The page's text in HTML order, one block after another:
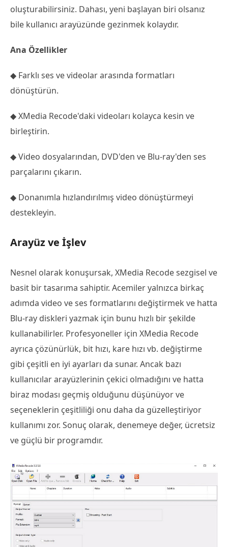
oluşturabilirsiniz. Dahası, yeni başlayan biri olsanız
bile kullanıcı arayüzünde gezinmek kolaydır.
Ana Özellikler
◆ Farklı ses ve videolar arasında formatları
dönüştürün.
◆ XMedia Recode'daki videoları kolayca kesin ve
birleştirin.
◆ Video dosyalarından, DVD'den ve Blu-ray'den ses
parçalarını çıkarın.
◆ Donanımla hızlandırılmış video dönüştürmeyi
destekleyin.
Arayüz ve İşlev
Nesnel olarak konuşursak, XMedia Recode sezgisel ve
basit bir tasarıma sahiptir. Acemiler yalnızca birkaç
adımda video ve ses formatlarını değiştirmek ve hatta
Blu-ray diskleri yazmak için bunu hızlı bir şekilde
kullanabilirler. Profesyoneller için XMedia Recode
ayrıca çözünürlük, bit hızı, kare hızı vb. değiştirme
gibi çeşitli en iyi ayarları da sunar. Ancak bazı
kullanıcılar arayüzlerinin çekici olmadığını ve hatta
biraz modası geçmiş olduğunu düşünüyor ve
seçeneklerin çeşitliliği onu daha da güzelleştiriyor
kullanımı zor. Sonuç olarak, denemeye değer, ücretsiz
ve güçlü bir programdır.